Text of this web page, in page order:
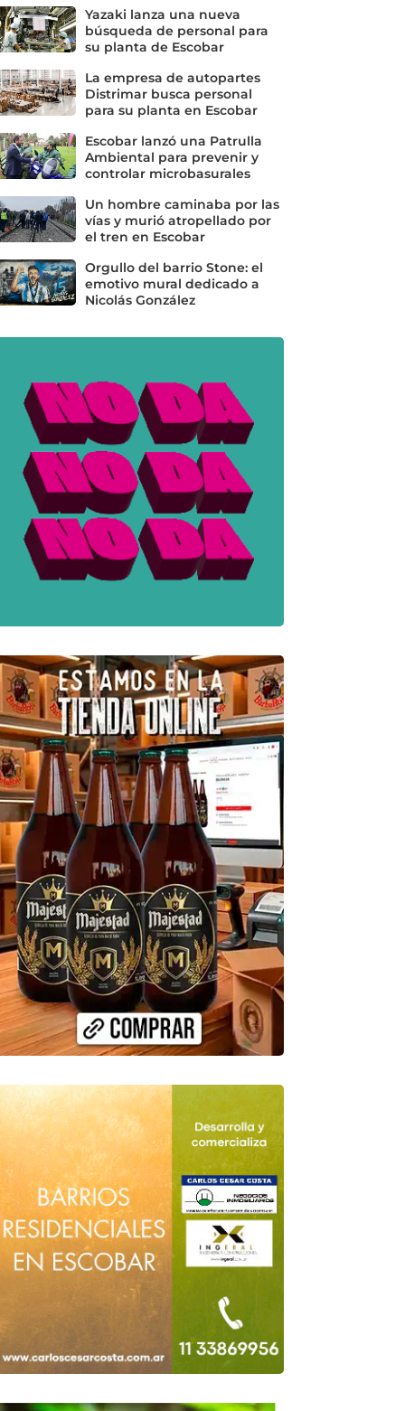
Yazaki lanza una nueva
búsqueda de personal para
su planta de Escobar
La empresa de autopartes
Distrimar busca personal
para su planta en Escobar
Escobar lanzó una Patrulla
Ambiental para prevenir y
controlar microbasurales
Un hombre caminaba por las
vías y murió atropellado por
el tren en Escobar
Orgullo del barrio Stone: el
emotivo mural dedicado a
Nicolás González